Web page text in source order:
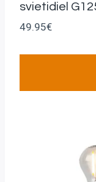
svietidiel
49.95€